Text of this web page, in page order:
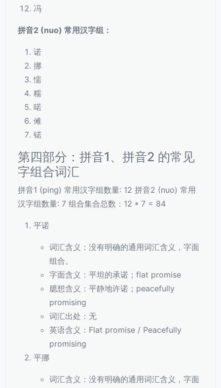
冯
拼音2 (nuo) 常用汉字组：
诺
挪
懦
糯
喏
傩
锘
第四部分：拼音1、拼音2 的常见
字组合词汇
拼音1 (ping) 常用汉字组数量: 12 拼音2 (nuo) 常用
汉字组数量: 7 组合集合总数：12 * 7 = 84
平诺
词汇含义：没有明确的通用词汇含义，字面
组合。
字面含义：平坦的承诺；flat promise
臆想含义：平静地许诺；peacefully
promising
词汇出处：无
英语含义：Flat promise / Peacefully
promising
平挪
词汇含义：没有明确的通用词汇含义，字面